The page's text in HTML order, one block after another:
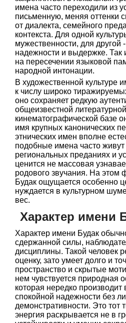
имена часто переходили из
письменную, меняя оттенки
от диалекта, семейного
контекста. Для одной
мужественности, для другой
надежности и выдержке. Так
на пересечении языковой
народной интонации.
В художественной культуре
к числу широко
оно сохраняет редкую
общеизвестной
кинематографической базе
имя крупных канонических
этнических имен вполне
подобные имена часто
региональных преданиях и
ценится не массовая
родового звучания. На этом
Будак ощущается особенно
нуждается в культурном
вес.
Характер имени
Характер имени Будак
сдержанной силы,
дисциплины. Такой человек
оценку, зато умеет долго и
пространство и скрытые
нем чувствуется природная
которая нередко производит
спокойной надежности без
демонстративности. Это тот
энергия раскрывается не в